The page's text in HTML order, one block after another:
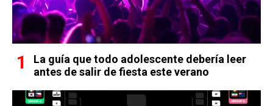
La guía que todo adolescente debería leer
antes de salir de fiesta este verano